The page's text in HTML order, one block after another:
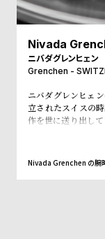
問
せ
Nivada
ニバダグレンヒェン
Grenchen -
ニバダグレンヒェ
立されたスイスの
作を世に送り出し
も採用され、過酷
して世界的地位を
防水と高い防水機
表。この勢いで躍
ショックの煽りを
Nivada Grenchen の腕